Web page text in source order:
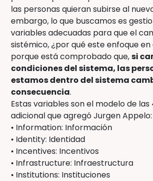
las personas quieran subirse al
embargo, lo que buscamos es
variables adecuadas para que el
sistémico, ¿por qué este enfoque en
porque está comprobado que,si
condiciones del sistema, las
estamos dentro del sistema
consecuencia.
Estas variables son el modelo de las 4
adicional que agregó Jurgen Appelo:
• Information: Información
• Identity: Identidad
• Incentives: Incentivos
• Infrastructure: Infraestructura
• Institutions: Instituciones